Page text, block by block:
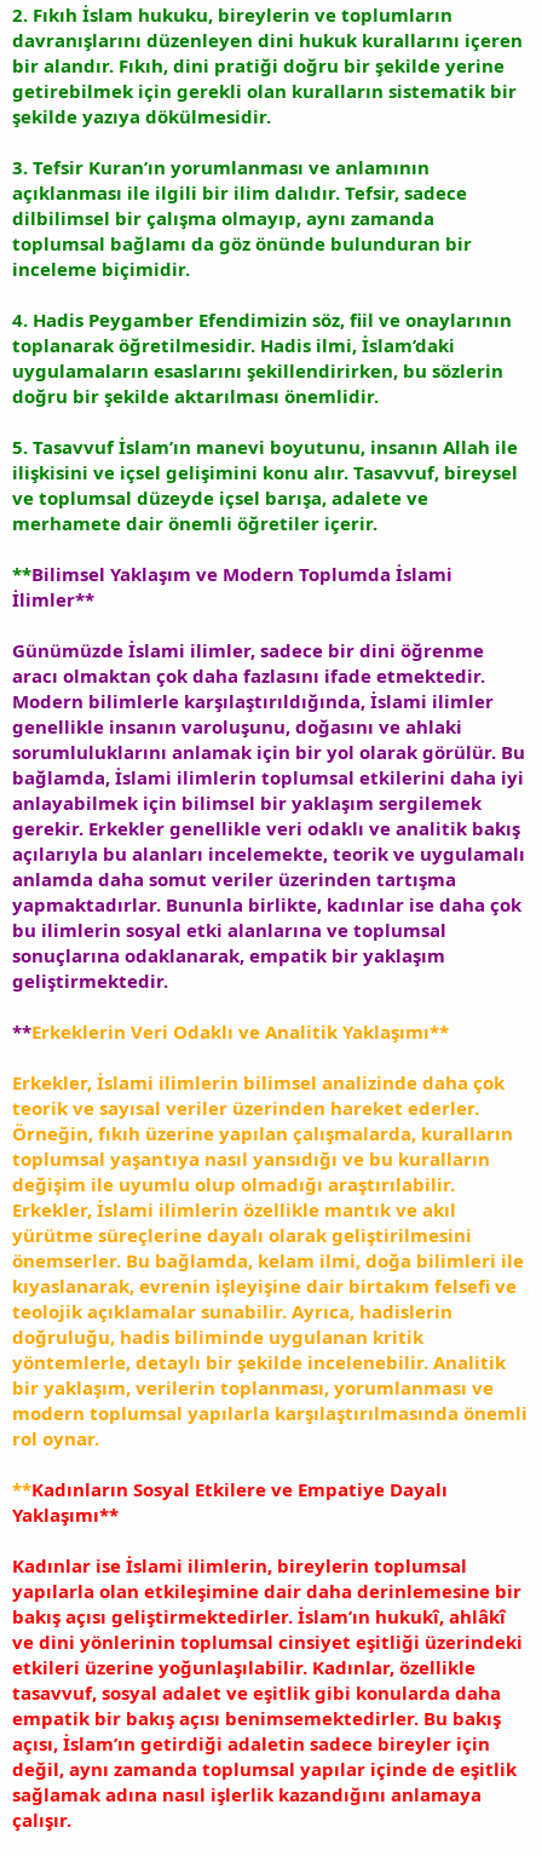
2. Fıkıh İslam hukuku, bireylerin ve toplumların
davranışlarını düzenleyen dini hukuk kurallarını içeren
bir alandır. Fıkıh, dini pratiği doğru bir şekilde yerine
getirebilmek için gerekli olan kuralların sistematik bir
şekilde yazıya dökülmesidir.
3. Tefsir Kuran’ın yorumlanması ve anlamının
açıklanması ile ilgili bir ilim dalıdır. Tefsir, sadece
dilbilimsel bir çalışma olmayıp, aynı zamanda
toplumsal bağlamı da göz önünde bulunduran bir
inceleme biçimidir.
4. Hadis Peygamber Efendimizin söz, fiil ve onaylarının
toplanarak öğretilmesidir. Hadis ilmi, İslam’daki
uygulamaların esaslarını şekillendirirken, bu sözlerin
doğru bir şekilde aktarılması önemlidir.
5. Tasavvuf İslam’ın manevi boyutunu, insanın Allah ile
ilişkisini ve içsel gelişimini konu alır. Tasavvuf, bireysel
ve toplumsal düzeyde içsel barışa, adalete ve
merhamete dair önemli öğretiler içerir.
**Bilimsel Yaklaşım ve Modern Toplumda İslami
İlimler**
Günümüzde İslami ilimler, sadece bir dini öğrenme
aracı olmaktan çok daha fazlasını ifade etmektedir.
Modern bilimlerle karşılaştırıldığında, İslami ilimler
genellikle insanın varoluşunu, doğasını ve ahlaki
sorumluluklarını anlamak için bir yol olarak görülür. Bu
bağlamda, İslami ilimlerin toplumsal etkilerini daha iyi
anlayabilmek için bilimsel bir yaklaşım sergilemek
gerekir. Erkekler genellikle veri odaklı ve analitik bakış
açılarıyla bu alanları incelemekte, teorik ve uygulamalı
anlamda daha somut veriler üzerinden tartışma
yapmaktadırlar. Bununla birlikte, kadınlar ise daha çok
bu ilimlerin sosyal etki alanlarına ve toplumsal
sonuçlarına odaklanarak, empatik bir yaklaşım
geliştirmektedir.
**Erkeklerin Veri Odaklı ve Analitik Yaklaşımı**
Erkekler, İslami ilimlerin bilimsel analizinde daha çok
teorik ve sayısal veriler üzerinden hareket ederler.
Örneğin, fıkıh üzerine yapılan çalışmalarda, kuralların
toplumsal yaşantıya nasıl yansıdığı ve bu kuralların
değişim ile uyumlu olup olmadığı araştırılabilir.
Erkekler, İslami ilimlerin özellikle mantık ve akıl
yürütme süreçlerine dayalı olarak geliştirilmesini
önemserler. Bu bağlamda, kelam ilmi, doğa bilimleri ile
kıyaslanarak, evrenin işleyişine dair birtakım felsefi ve
teolojik açıklamalar sunabilir. Ayrıca, hadislerin
doğruluğu, hadis biliminde uygulanan kritik
yöntemlerle, detaylı bir şekilde incelenebilir. Analitik
bir yaklaşım, verilerin toplanması, yorumlanması ve
modern toplumsal yapılarla karşılaştırılmasında önemli
rol oynar.
**Kadınların Sosyal Etkilere ve Empatiye Dayalı
Yaklaşımı**
Kadınlar ise İslami ilimlerin, bireylerin toplumsal
yapılarla olan etkileşimine dair daha derinlemesine bir
bakış açısı geliştirmektedirler. İslam’ın hukukî, ahlâkî
ve dini yönlerinin toplumsal cinsiyet eşitliği üzerindeki
etkileri üzerine yoğunlaşılabilir. Kadınlar, özellikle
tasavvuf, sosyal adalet ve eşitlik gibi konularda daha
empatik bir bakış açısı benimsemektedirler. Bu bakış
açısı, İslam’ın getirdiği adaletin sadece bireyler için
değil, aynı zamanda toplumsal yapılar içinde de eşitlik
sağlamak adına nasıl işlerlik kazandığını anlamaya
çalışır.